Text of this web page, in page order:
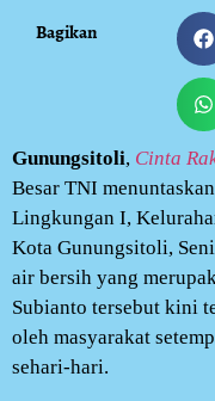
Bagikan
Gunungsitoli, Cinta
Besar TNI
Lingkungan I,
Kota Gunungsitoli,
air bersih yang
Subianto tersebut kini
oleh masyarakat
sehari-hari.